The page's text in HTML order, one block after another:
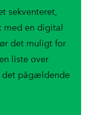
sekventeret,
en digital
det muligt for
liste over
det pågældende